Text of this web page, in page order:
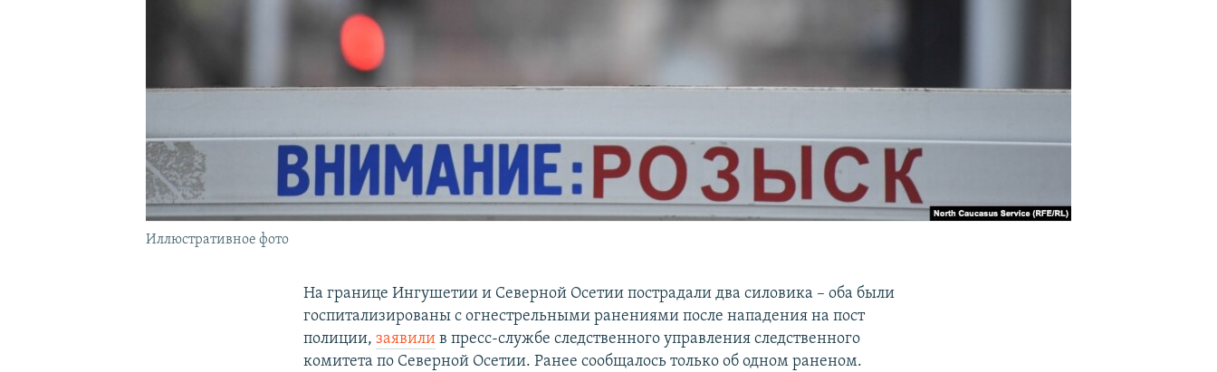
Иллюстративное фото
На границе Ингушетии и Северной Осетии пострадали два силовика – оба были
госпитализированы с огнестрельными ранениями после нападения на пост
полиции,заявили в пресс-службе следственного управления следственного
комитета по Северной Осетии. Ранее сообщалось только об одном раненом.